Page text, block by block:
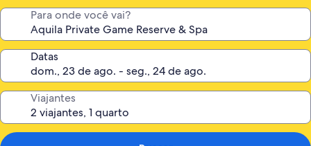
Para onde você vai?
Datas
Viajantes